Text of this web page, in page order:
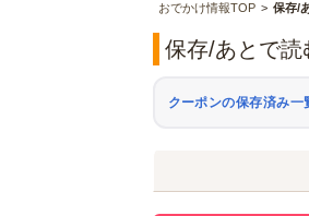
おでかけ情報TOP 保存/
保存/あとで読
クーポンの保存済み一